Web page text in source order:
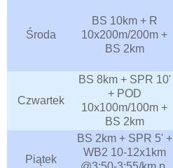
Środa
BS 10km + R
10x200m/200m +
BS 2km
Czwartek
BS 8km + SPR 10'
+ POD
10x100m/100m +
BS 2km
Piątek
BS 2km + SPR 5' +
WB2 10-12x1km